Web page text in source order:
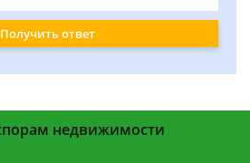
Получить ответ
недвижимости